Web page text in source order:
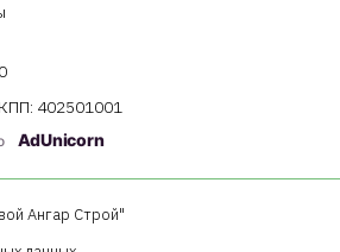
Ангар Строй"
КПП: 402501001
AdUnicorn